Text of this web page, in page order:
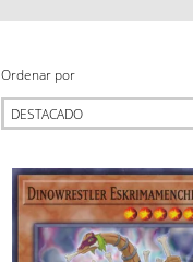
Ordenar por